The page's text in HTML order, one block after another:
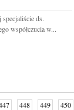
ds.
współczucia w...
448 449 450